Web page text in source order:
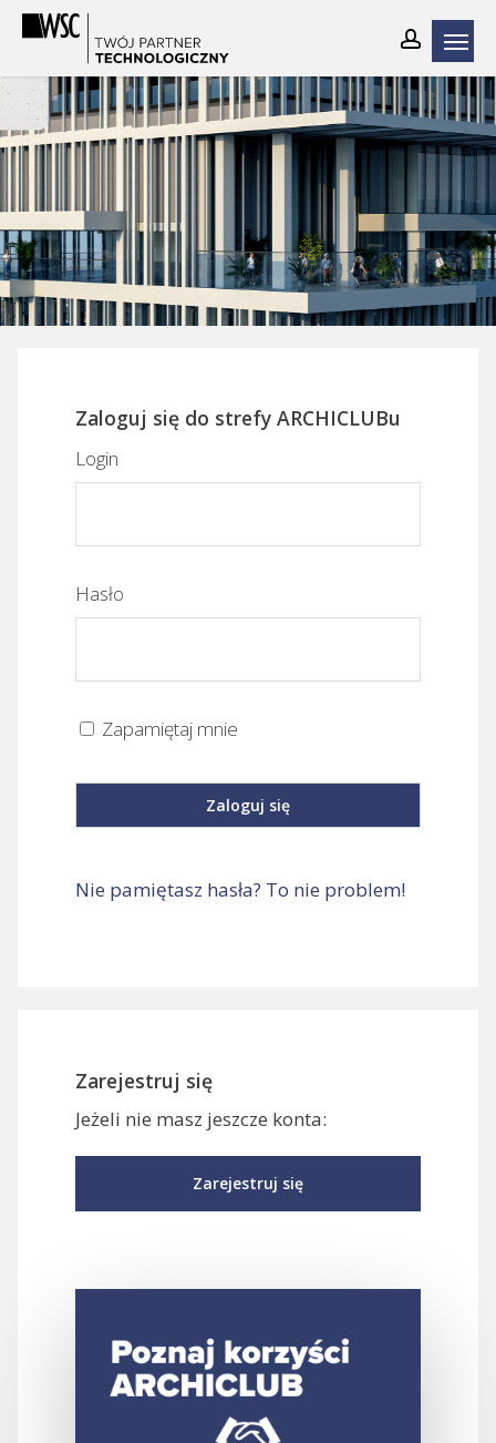
Skip
main
content
Zaloguj się do strefy ARCHICLUBu
Login
Hasło
Zapamiętaj mnie
Nie pamiętasz hasła? To nie problem!
Zarejestruj się
Jeżeli nie masz jeszcze konta:
Zarejestruj się